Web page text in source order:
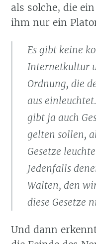
als solche, die
ihm nur ein
Es gibt keine
Internetkultur
Ordnung, die
aus
gibt ja auch
gelten sollen,
Gesetze
Jedenfalls
Walten, den
diese Gesetze
Und dann